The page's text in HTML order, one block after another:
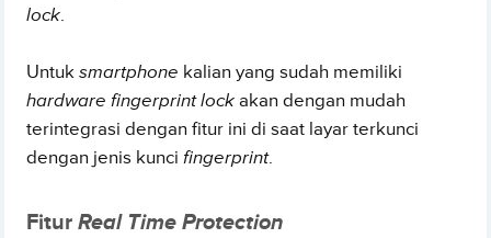
lock.
Untuksmartphone kalian yang sudah memiliki
hardware fingerprint lock akan dengan mudah
terintegrasi dengan fitur ini di saat layar terkunci
dengan jenis kuncifingerprint.
FiturReal Time Protection